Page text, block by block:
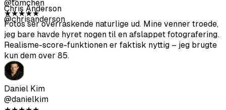
Variationen er virkelig god – kaffebarer, fitnesscentre,
udendørs. Nogle vinkler blev lidt skæve, men jeg fik nok
gode til at forny min Hinge-profil fuldstændig. Bedre
kvalitet end forventet.
Chris Anderson
@chrisanderson
Daniel Kim
@danielkim
★ ★ ★
Tog ca. 25 minutter i alt. Opdaterede alle mine apps med
de nye fotos og mærkede en forskel inden for et par dage.
Samtalerne er på en eller anden måde også af bedre
kvalitet.